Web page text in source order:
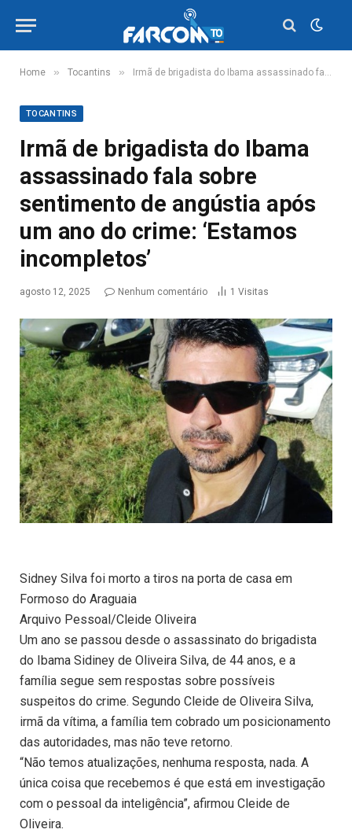
Home » Tocantins » Irmã de brigadista do Ibama assassinado fala sobre sentimento de angústia após um ano do crime: ‘Estamos incompletos’
TOCANTINS
Irmã de brigadista do Ibama
assassinado fala sobre
sentimento de angústia após
um ano do crime: ‘Estamos
incompletos’
agosto 12, 2025 Nenhum comentário 1 Visitas
Sidney Silva foi morto a tiros na porta de casa em
Formoso do Araguaia
Arquivo Pessoal/Cleide Oliveira
Um ano se passou desde o assassinato do brigadista
do Ibama Sidiney de Oliveira Silva, de 44 anos, e a
família segue sem respostas sobre possíveis
suspeitos do crime. Segundo Cleide de Oliveira Silva,
irmã da vítima, a família tem cobrado um posicionamento
das autoridades, mas não teve retorno.
“Não temos atualizações, nenhuma resposta, nada. A
única coisa que recebemos é que está em investigação
com o pessoal da inteligência”, afirmou Cleide de
Oliveira.